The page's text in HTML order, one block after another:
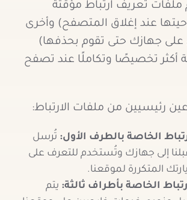
تعريف ارتباط مؤقتة
عند إغلاق المتصفح) وأخرى
على جهازك حتى تقوم بحذفها)
أكثر تخصيصًا وتكاملًا عند تصفح
رئيسيين من ملفات الارتباط:
الخاصة بالطرف الأول: تُرسل
إلى جهازك وتُستخدم للتعرف على
المتكررة لموقعنا.
الخاصة بأطراف ثالثة: يتم